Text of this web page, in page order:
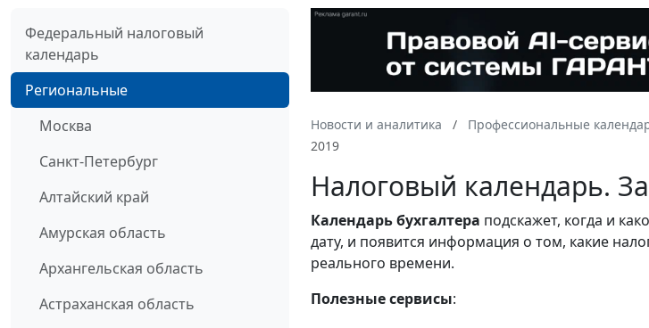
Федеральный налоговый
календарь
Региональные
Москва
Санкт-Петербург
Алтайский край
Амурская область
Архангельская область
Астраханская область
Новости и аналитика Профессиональные
2019
Налоговый календарь.
Календарьбухгалтера подскажет, когда и
дату, и появится информация о том, какие
реального времени.
Полезные сервисы: